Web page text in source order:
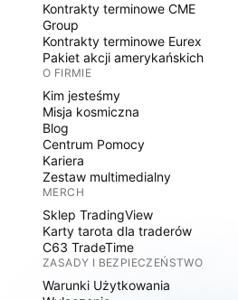
Kontrakty terminowe CME
Group
Kontrakty terminowe Eurex
Pakiet akcji amerykańskich
O FIRMIE
Kim jesteśmy
Misja kosmiczna
Blog
Centrum Pomocy
Kariera
Zestaw multimedialny
MERCH
Sklep TradingView
Karty tarota dla traderów
C63 TradeTime
ZASADY I BEZPIECZEŃSTWO
Warunki Użytkowania